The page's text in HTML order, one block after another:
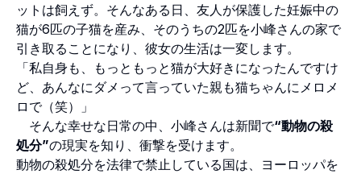
ットは飼えず。そんなある日、友人が保護した妊娠中の
猫が6匹の子猫を産み、そのうちの2匹を小峰さんの家で
引き取ることになり、彼女の生活は一変します。
「私自身も、もっともっと猫が大好きになったんですけ
ど、あんなにダメって言っていた親も猫ちゃんにメロメ
ロで（笑）」
そんな幸せな日常の中、小峰さんは新聞で“動物の殺
処分”の現実を知り、衝撃を受けます。
動物の殺処分を法律で禁止している国は、ヨーロッパを